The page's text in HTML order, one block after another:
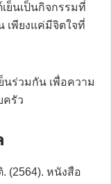
ย็นเป็นกิจกรรมที่
เพียงแค่มีจิตใจที่
ร่วมกัน เพื่อความ
ครัว
(2564). หนังสือ